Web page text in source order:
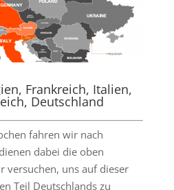
Frankreich, Italien,
Deutschland
fahren wir nach
dabei die oben
versuchen, uns auf dieser
Teil Deutschlands zu